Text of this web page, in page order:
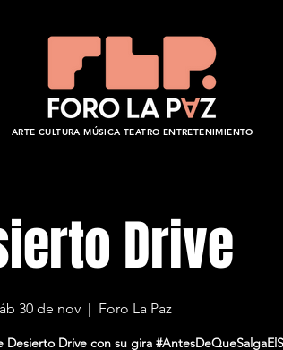
ARTE CULTURA MÚSICA TEATRO ENTRETENIMIENTO
Drive
30 de nov
  |
Foro La Paz
Desierto Drive con su gira